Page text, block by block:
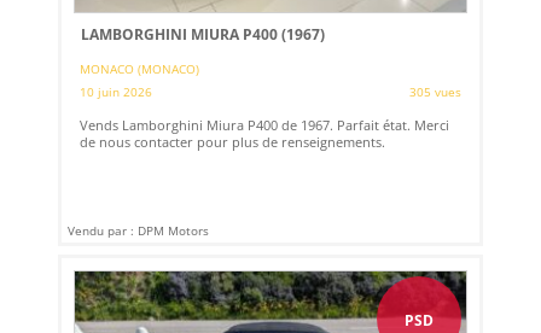
LAMBORGHINI MIURA P400 (1967)
MONACO (MONACO)
10 juin 2026
305 vues
Vends Lamborghini Miura P400 de 1967. Parfait état. Merci
de nous contacter pour plus de renseignements.
Vendu par : DPM Motors
PSD